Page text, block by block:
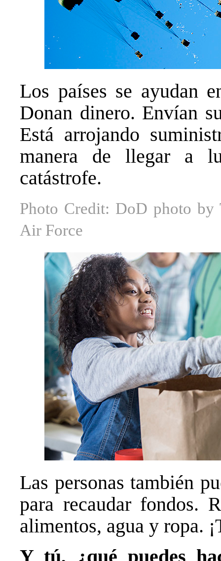
Los países se ayudan
Donan dinero. Envían
Está arrojando
manera de llegar a
catástrofe.
Photo Credit: DoD photo by
Air Force
Las personas también
para recaudar fondos.
alimentos, agua y ropa.
Y tú, ¿qué puedes